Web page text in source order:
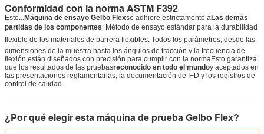
Conformidad con la norma ASTM F392
Esto...Máquina de ensayo Gelbo Flexse adhiere estrictamente aLas demás
partidas de los componentes: Método de ensayo estándar para la durabilidad
flexible de los materiales de barrera flexibles. Todos los parámetros, desde las
dimensiones de la muestra hasta los ángulos de tracción y la frecuencia de
flexión,están diseñados con precisión para cumplir con la normaEsto garantiza
que los resultados de las pruebasreconocido en todo el mundoy aceptados en
las presentaciones reglamentarias, la documentación de I+D y los registros de
control de calidad.
¿Por qué elegir esta máquina de prueba Gelbo Flex?